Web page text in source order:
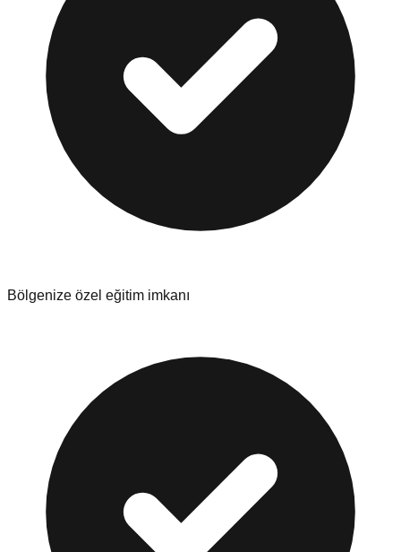
Bölgenize özel eğitim imkanı